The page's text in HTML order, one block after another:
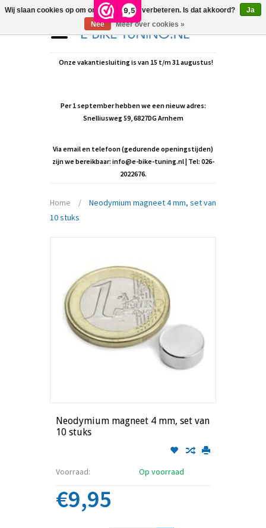
9,5
Onze vakantiesluiting is van 15 t/m 31 augustus!
Per 1 september hebben we een nieuw adres:
Snelliusweg 59, 6827DG Arnhem
Via email en telefoon (gedurende openingstijden)
zijn we bereikbaar: info@e-bike-tuning.nl| Tel: 026-
2022676.
Home /
Neodymium magneet 4 mm, set van
10 stuks
Neodymium magneet 4 mm, set van
10 stuks
Voorraad: Op voorraad
€9,95
Wij slaan cookies op om onze website te verbeteren. Is dat akkoord?
Ja
Nee
Meer over cookies »